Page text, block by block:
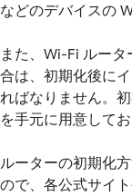
などのデバイスの
また、Wi-Fi ルー
合は、初期化後に
ればなりません。
を手元に用意して
ルーターの初期化
ので、各公式サイ